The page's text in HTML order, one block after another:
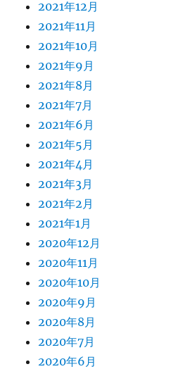
2021年12月
2021年11月
2021年10月
2021年9月
2021年8月
2021年7月
2021年6月
2021年5月
2021年4月
2021年3月
2021年2月
2021年1月
2020年12月
2020年11月
2020年10月
2020年9月
2020年8月
2020年7月
2020年6月